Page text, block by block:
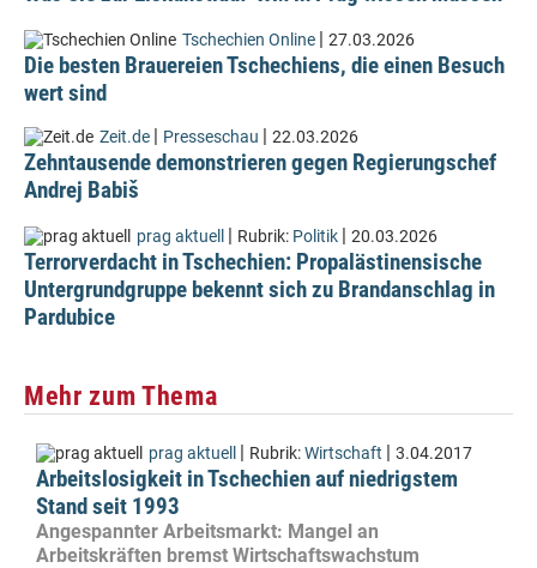
Tschechien Online | 27.03.2026
Die besten Brauereien Tschechiens, die einen Besuch
wert sind
Zeit.de | Presseschau | 22.03.2026
Zehntausende demonstrieren gegen Regierungschef
Andrej Babiš
prag aktuell | Rubrik: Politik | 20.03.2026
Terrorverdacht in Tschechien: Propalästinensische
Untergrundgruppe bekennt sich zu Brandanschlag in
Pardubice
Mehr zum Thema
prag aktuell | Rubrik:Wirtschaft | 3.04.2017
Arbeitslosigkeit in Tschechien auf niedrigstem
Stand seit 1993
Angespannter Arbeitsmarkt: Mangel an
Arbeitskräften bremst Wirtschaftswachstum